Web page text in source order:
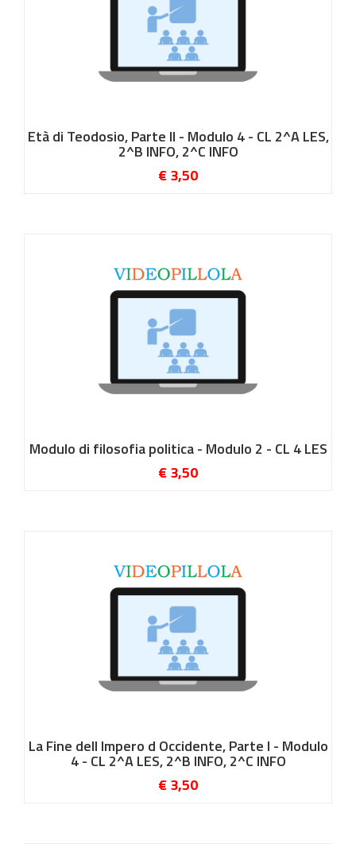
Età di Teodosio, Parte II - Modulo 4 - CL 2^A LES,
2^B INFO, 2^C INFO
€ 3,50
Modulo di filosofia politica - Modulo 2 - CL 4 LES
€ 3,50
La Fine dell Impero d Occidente, Parte I - Modulo
4 - CL 2^A LES, 2^B INFO, 2^C INFO
€ 3,50